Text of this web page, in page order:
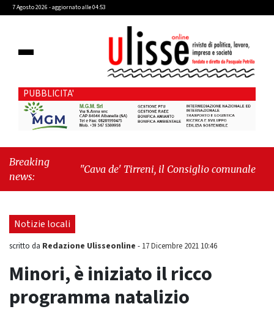
7 Agosto 2026 - aggiornato alle 04:53
PUBBLICITA'
Breaking
news:
"Cava de' Tirreni, il Consiglio comunale conferma
ceramica ammessa alla fase europea per l’IGP"
Notizie locali
scritto da Redazione Ulisseonline - 17 Dicembre 2021 10:46
Minori, è iniziato il ricco
programma natalizio